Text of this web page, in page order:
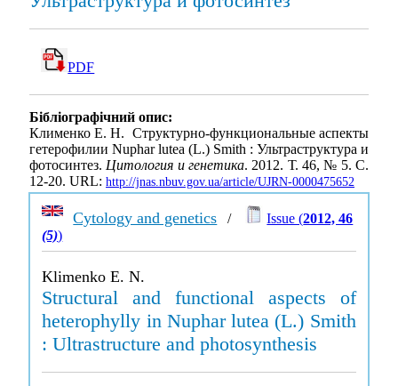
PDF
Бібліографічний опис:
Клименко Е. Н. Структурно-функциональные аспекты
гетерофилии Nuphar lutea (L.) Smith : Ультраструктура и
фотосинтез.Цитология и генетика. 2012. Т. 46, № 5. С.
12-20. URL: http://jnas.nbuv.gov.ua/article/UJRN-0000475652
Cytology and genetics / Issue (2012, 46
(5))
Klimenko E. N.
Structural and functional aspects of
heterophylly in Nuphar lutea (L.) Smith
: Ultrastructure and photosynthesis